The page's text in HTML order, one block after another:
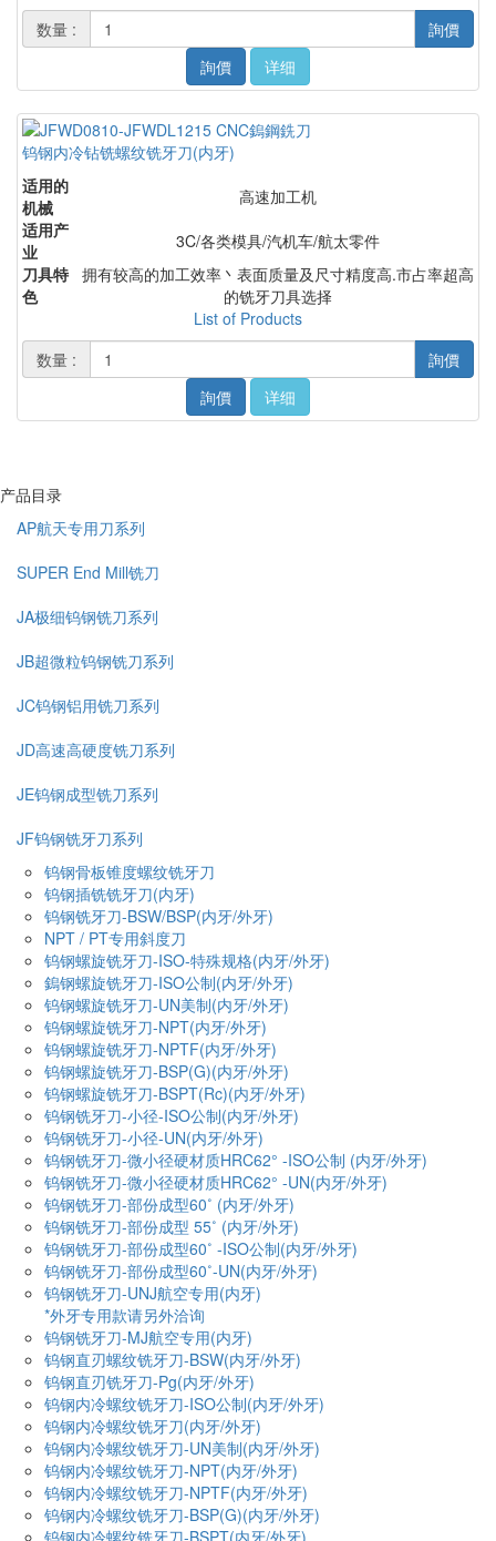
数量 :
詢價
詢價
详细
钨钢内冷钻铣螺纹铣牙刀(内牙)
适用的
机械
高速加工机
适用产
业
3C/各类模具/汽机车/航太零件
刀具特
色
拥有较高的加工效率丶表面质量及尺寸精度高.市占率超高
的铣牙刀具选择
List of Products
数量 :
詢價
詢價
详细
产品目录
AP航天专用刀系列
SUPER End Mill铣刀
JA极细钨钢铣刀系列
JB超微粒钨钢铣刀系列
JC钨钢铝用铣刀系列
JD高速高硬度铣刀系列
JE钨钢成型铣刀系列
JF钨钢铣牙刀系列
钨钢骨板锥度螺纹铣牙刀
钨钢插铣铣牙刀(内牙)
钨钢铣牙刀-BSW/BSP(内牙/外牙)
NPT / PT专用斜度刀
钨钢螺旋铣牙刀-ISO-特殊规格(内牙/外牙)
鎢钢螺旋铣牙刀-ISO公制(内牙/外牙)
钨钢螺旋铣牙刀-UN美制(内牙/外牙)
钨钢螺旋铣牙刀-NPT(内牙/外牙)
钨钢螺旋铣牙刀-NPTF(内牙/外牙)
钨钢螺旋铣牙刀-BSP(G)(内牙/外牙)
钨钢螺旋铣牙刀-BSPT(Rc)(内牙/外牙)
钨钢铣牙刀-小径-ISO公制(内牙/外牙)
钨钢铣牙刀-小径-UN(内牙/外牙)
钨钢铣牙刀-微小径硬材质HRC62° -ISO公制 (内牙/外牙)
钨钢铣牙刀-微小径硬材质HRC62° -UN(内牙/外牙)
钨钢铣牙刀-部份成型60˚ (内牙/外牙)
钨钢铣牙刀-部份成型 55˚ (内牙/外牙)
钨钢铣牙刀-部份成型60˚ -ISO公制(内牙/外牙)
钨钢铣牙刀-部份成型60˚-UN(内牙/外牙)
钨钢铣牙刀-UNJ航空专用(内牙)
*外牙专用款请另外洽询
钨钢铣牙刀-MJ航空专用(内牙)
钨钢直刃螺纹铣牙刀-BSW(内牙/外牙)
钨钢直刃铣牙刀-Pg(内牙/外牙)
钨钢内冷螺纹铣牙刀-ISO公制(内牙/外牙)
钨钢内冷螺纹铣牙刀(内牙/外牙)
钨钢内冷螺纹铣牙刀-UN美制(内牙/外牙)
钨钢内冷螺纹铣牙刀-NPT(内牙/外牙)
钨钢内冷螺纹铣牙刀-NPTF(内牙/外牙)
钨钢内冷螺纹铣牙刀-BSP(G)(内牙/外牙)
钨钢内冷螺纹铣牙刀-BSPT(内牙/外牙)